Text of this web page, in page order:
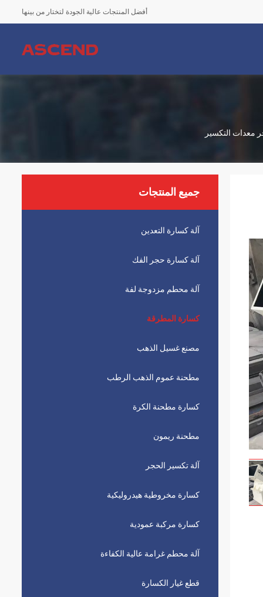
أفضل المنتجات عالية الجودة لتختار من بينها
معدات التكسير
جميع المنتجات
آلة كسارة التعدين
آلة كسارة حجر الفك
آلة محطم مزدوجة لفة
كسارة المطرقة
مصنع غسيل الذهب
مطحنة عموم الذهب الرطب
كسارة مطحنة الكرة
مطحنة ريمون
آلة تكسير الحجر
كسارة مخروطية هيدروليكية
كسارة مركبة عمودية
آلة محطم غرامة عالية الكفاءة
قطع غيار الكسارة